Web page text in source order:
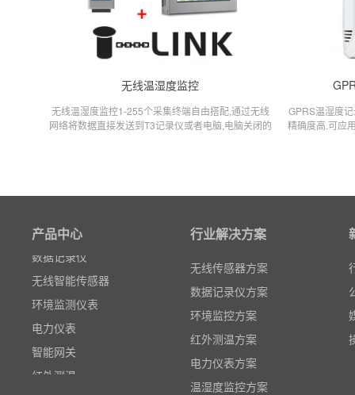
无线温湿度监控
无线温湿度监控1-255个采集终端自由搭配,通过无线
网络将数据直接发送到T3记录仪或者电脑,电脑关闭的
GPRS温湿度
精确度高.可应
产品中心
数据记录仪
无线智能传感器
环境监测仪表
电力仪表
智能网关
红外测温
多路温度记录仪
行业解决方案
无线传感器方案
数据记录仪方案
环境监控方案
红外测温方案
电力仪表方案
温湿度监控方案